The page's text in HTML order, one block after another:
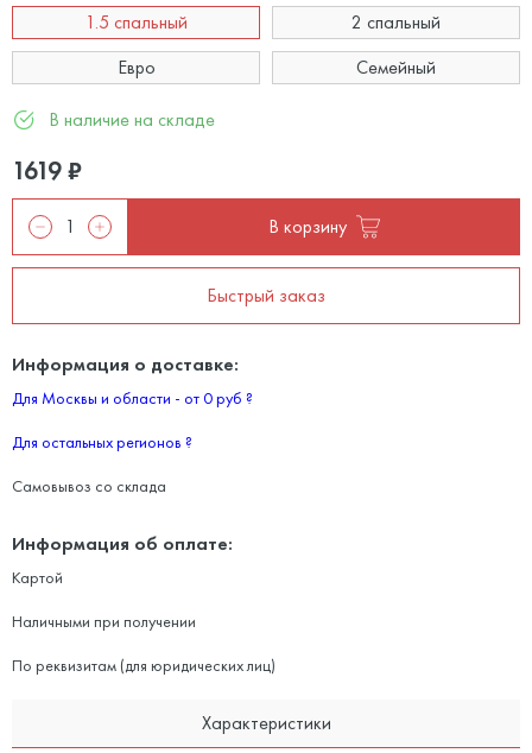
1.5 спальный
2 спальный
Евро
Семейный
В наличие на складе
1619₽
В корзину
Быстрый заказ
Информация о доставке:
Для Москвы и области - от 0 руб ?
Для остальных регионов ?
Самовывоз со склада
Информация об оплате:
Картой
Наличными при получении
По реквизитам (для юридических лиц)
Характеристики